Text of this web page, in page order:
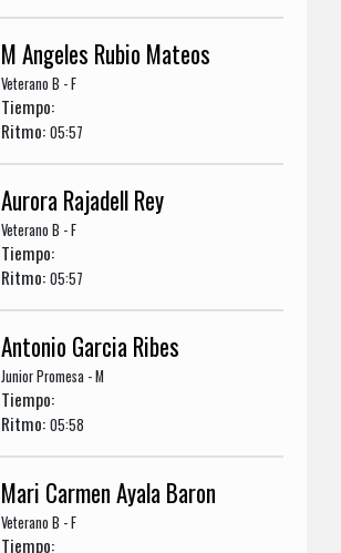
M Angeles Rubio Mateos
Veterano B - F
Tiempo:
Ritmo:05:57
Aurora Rajadell Rey
Veterano B - F
Tiempo:
Ritmo:05:57
Antonio Garcia Ribes
Junior Promesa - M
Tiempo:
Ritmo:05:58
Mari Carmen Ayala Baron
Veterano B - F
Tiempo: